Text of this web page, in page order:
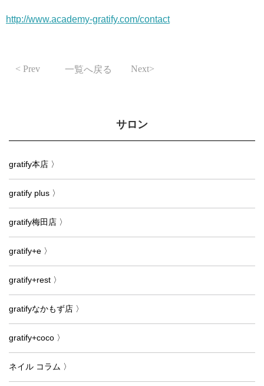
http://www.academy-gratify.com/contact
Prev 一覧へ戻る Next
サロン
gratify本店 〉
gratify plus 〉
gratify梅田店 〉
gratify+e 〉
gratify+rest 〉
gratifyなかもず店 〉
gratify+coco 〉
ネイル コラム 〉